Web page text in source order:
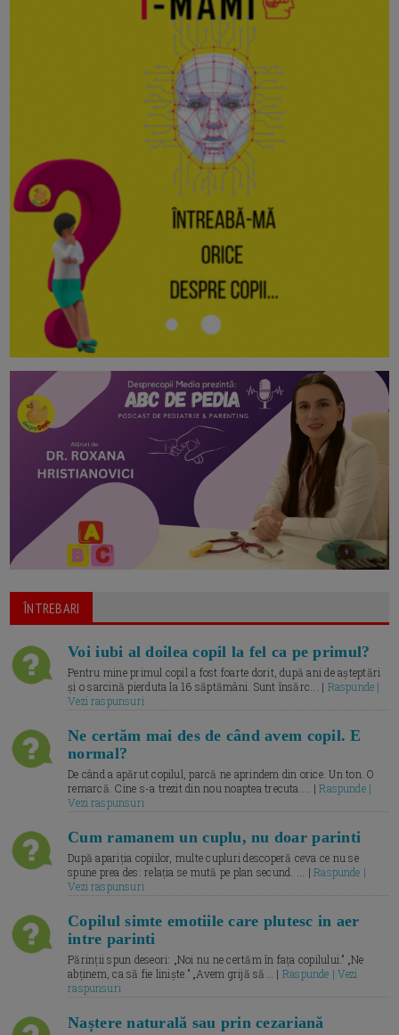
ÎNTREBARI
Voi iubi al doilea copil la fel ca pe primul?
Pentru mine primul copil a fost foarte dorit, după ani de așteptări
și o sarcină pierduta la 16 săptămâni. Sunt însărc... | Raspunde |
Vezi raspunsuri
Ne certăm mai des de când avem copil. E
normal?
De când a apărut copilul, parcă ne aprindem din orice. Un ton. O
remarcă. Cine s-a trezit din nou noaptea trecuta.... |Raspunde |
Vezi raspunsuri
Cum ramanem un cuplu, nu doar parinti
După apariția copiilor, multe cupluri descoperă ceva ce nu se
spune prea des: relația se mută pe plan secund. ... |Raspunde |
Vezi raspunsuri
Copilul simte emotiile care plutesc in aer
intre parinti
Părinții spun deseori: „Noi nu ne certăm în fața copilului.” „Ne
abținem, ca să fie liniște.” „Avem grijă să... | Raspunde | Vezi
raspunsuri
Naștere naturală sau prin cezariană